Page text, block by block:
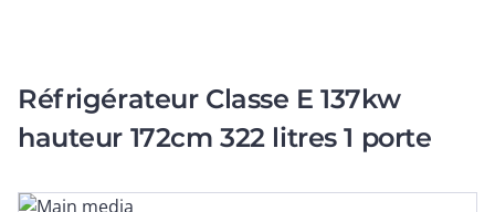
Réfrigérateur Classe E 137kw
hauteur 172cm 322 litres 1 porte